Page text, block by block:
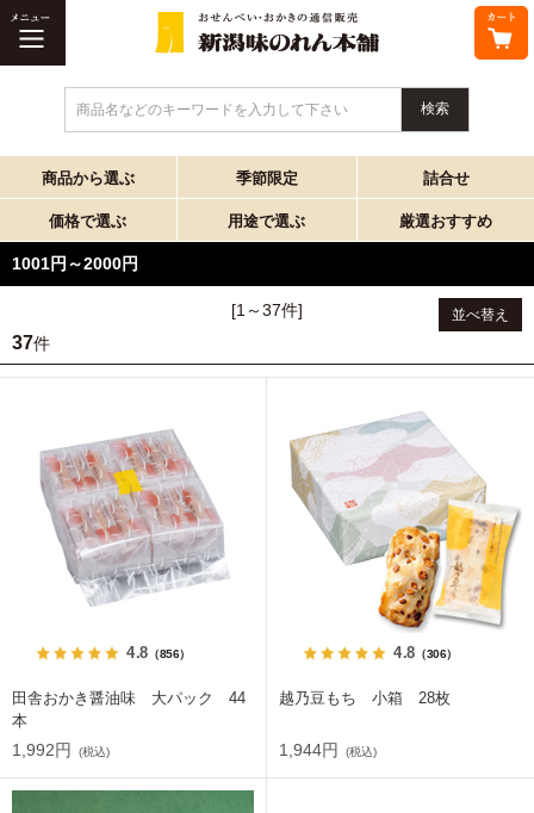
商品名などのキーワードを入力して下さい
商品から選ぶ 季節限定 詰合せ
価格で選ぶ 用途で選ぶ 厳選おすすめ
1001円～2000円
並べ替え
[1～37件]
37件
4.8（856）
田舎おかき醤油味 大パック 44
本
1,992円 (税込)
4.8 （306）
越乃豆もち 小箱 28枚
1,944円 (税込)